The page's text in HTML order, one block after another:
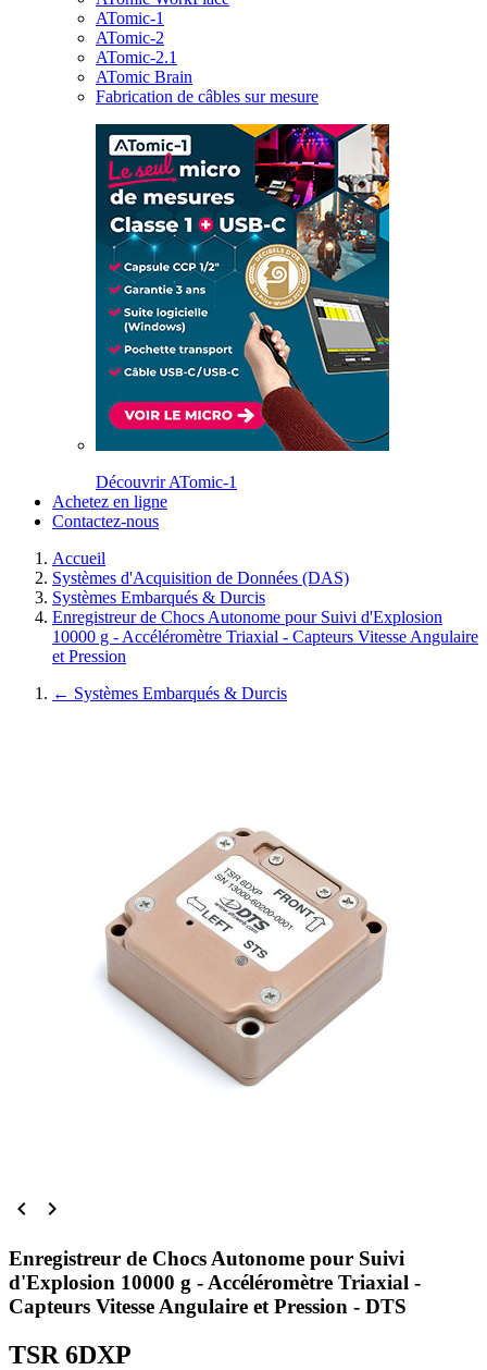
ATomic-1
ATomic-2
ATomic-2.1
ATomic Brain
Fabrication de câbles sur mesure
Découvrir ATomic-1
Achetez en ligne
Contactez-nous
Accueil
Systèmes d'Acquisition de Données (DAS)
Systèmes Embarqués & Durcis
Enregistreur de Chocs Autonome pour Suivi d'Explosion
10000 g - Accéléromètre Triaxial - Capteurs Vitesse Angulaire
et Pression
← Systèmes Embarqués & Durcis
 
Enregistreur de Chocs Autonome pour Suivi
d'Explosion 10000 g - Accéléromètre Triaxial -
Capteurs Vitesse Angulaire et Pression - DTS
TSR 6DXP